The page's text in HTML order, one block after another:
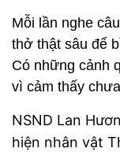
Mỗi lần nghe câu
thở thật sâu để
Có những cảnh
vì cảm thấy
NSND Lan
hiện nhân vật